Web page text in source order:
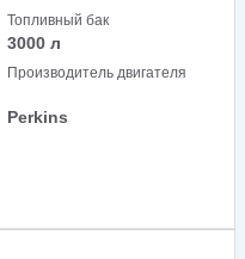
Топливный бак
3000 л
Производитель двигателя
Perkins